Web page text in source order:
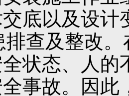
底以及设计
排查及整改
状态、人的
事故。因此